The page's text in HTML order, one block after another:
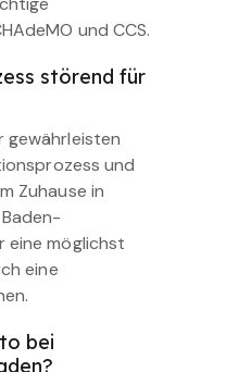
und CCS.
störend für
gewährleisten
und
Zuhause in
eine möglichst
eine
bei